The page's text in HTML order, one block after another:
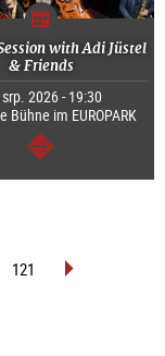
with Adi Jüstel
& Friends
2026 - 19:30
Bühne im EUROPARK
continue
121 scroll